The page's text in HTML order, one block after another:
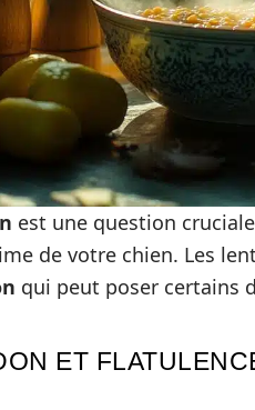
est une question
de votre chien. Les
qui peut poser certains
ET